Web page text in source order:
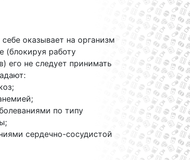
оказывает на организм
(блокируя работу
его не следует принимать
по типу
сердечно-сосудистой